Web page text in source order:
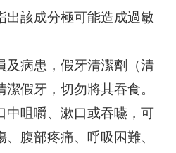
出該成分極可能造成過敏
及病患，假牙清潔劑（清
假牙，切勿將其吞食。
中咀嚼、漱口或吞嚥，可
腹部疼痛、呼吸困難、